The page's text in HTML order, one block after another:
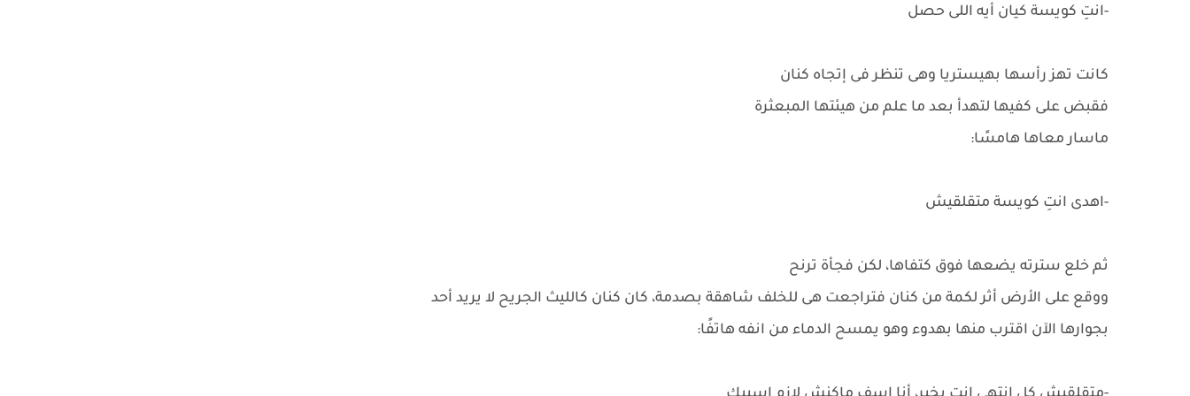
-انتِ كويسة كيان أيه اللى حصل
كانت تهز رأسها بهيستريا وهى تنظر فى إتجاه كنان
فقبض على كفيها لتهدأ بعد ما علم من هيئتها المبعثرة
ماسار معاها هامسًا:
-اهدى انتِ كويسة متقلقيش
ثم خلع سترته يضعها فوق كتفاها، لكن فجأة ترنح
ووقع على الأرض أثر لكمة من كنان فتراجعت هى للخلف شاهقة بصدمة، كان كنان كالليث الجريح لا يريد أحد
بجوارها الآن اقترب منها بهدوء وهو يمسح الدماء من انفه هاتفًا: